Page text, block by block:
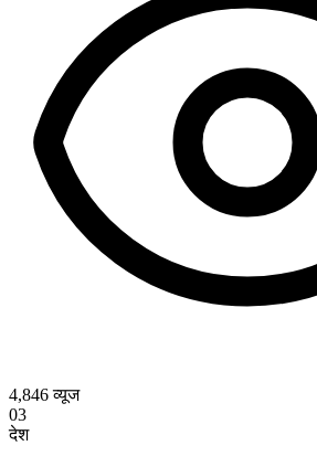
4,846व्यूज
03
देश